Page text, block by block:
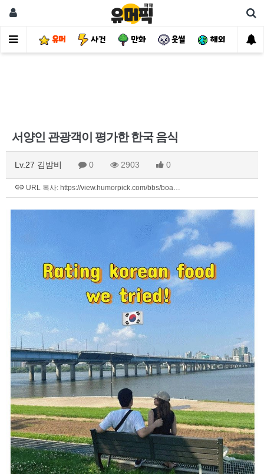
유머 사건 만화 웃썰 해외 핫
서양인 관광객이 평가한 한국 음식
Lv.27 김밤비 0 2903 0
URL 복사: https://view.humorpick.com/bbs/boa…